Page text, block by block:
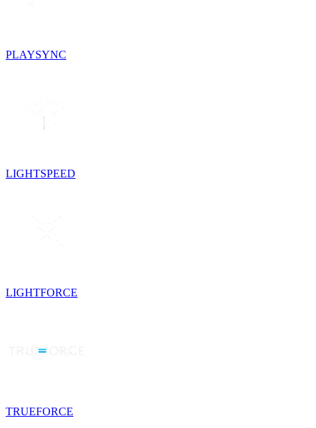
PLAYSYNC
LIGHTSPEED
LIGHTFORCE
TRUEFORCE